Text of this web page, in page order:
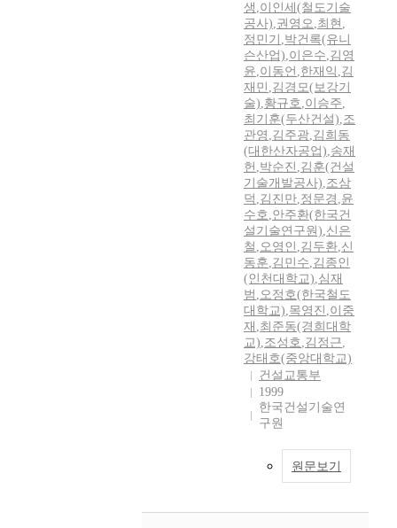
생 ,이인세(철도기술
공사),권영오,최현 ,
정민기 ,박건록(유니
슨산업),이은수,김영
윤,이동언 ,한재익 ,김
재민 ,김경모(보강기
술),황규호,이승주,
최기훈(두산건설),조
관영 ,김주광,김희동
(대한산자공업),송재
헌 ,박순진 ,김훈(건설
기술개발공사),조삼
덕 ,김진만,정문경 ,윤
수호,안주환(한국건
설기술연구원),신은
철 ,오영인 ,김두환,신
동훈,김민수,김종인
(인천대학교),심재
범 ,오정호(한국철도
대학교),목영진 ,이중
재 ,최준동(경희대학
교),조성호,김정근,
강태호(중앙대학교)
건설교통부
1999
한국건설기술연
구원
원문보기